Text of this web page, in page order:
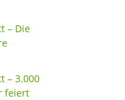
– Die
– 3.000
feiert